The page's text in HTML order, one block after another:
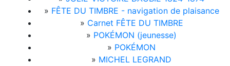
» FÊTE DU TIMBRE - navigation de plaisance
» Carnet FÊTE DU TIMBRE
» POKÉMON (jeunesse)
» POKÉMON
» MICHEL LEGRAND